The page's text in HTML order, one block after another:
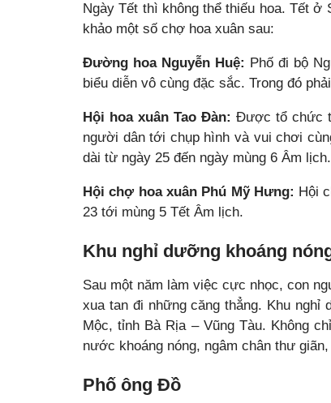
Ngày Tết thì không thể thiếu hoa. Tết ở
khảo một số chợ hoa xuân sau:
Đường hoa Nguyễn Huệ: Phố đi bộ
biểu diễn vô cùng đặc sắc. Trong đó
Hội hoa xuân Tao Đàn: Được tổ chức
người dân tới chụp hình và vui chơi
dài từ ngày 25 đến ngày mùng 6 Âm lịch.
Hội chợ hoa xuân Phú Mỹ Hưng: Hội
23 tới mùng 5 Tết Âm lịch.
Khu nghỉ dưỡng khoáng
Sau một năm làm việc cực nhọc, con
xua tan đi những căng thẳng. Khu nghỉ
Mộc, tỉnh Bà Rịa – Vũng Tàu. Không
nước khoáng nóng, ngâm chân thư
Phố ông Đồ